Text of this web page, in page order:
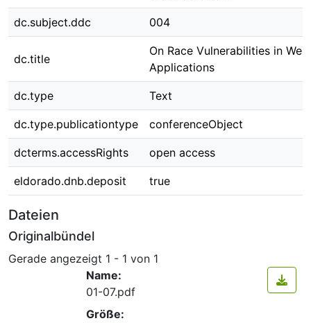
dc.subject.ddc 004
dc.title
On Race Vulnerabilities in Web
Applications
dc.type Text
dc.type.publicationtype conferenceObject
dcterms.accessRights open access
eldorado.dnb.deposit true
Dateien
Originalbündel
Gerade angezeigt 1 - 1 von 1
Name:
01-07.pdf
Größe: